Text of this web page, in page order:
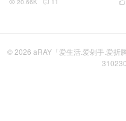

 
© 2026 aRAY「爱生活.爱剁手.爱折腾